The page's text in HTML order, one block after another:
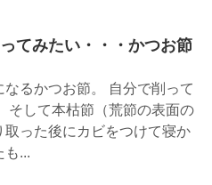
てみたい・・・かつお節
なるかつお節。 自分で削って
そして本枯節（荒節の表面の
取った後にカビをつけて寝か
も...